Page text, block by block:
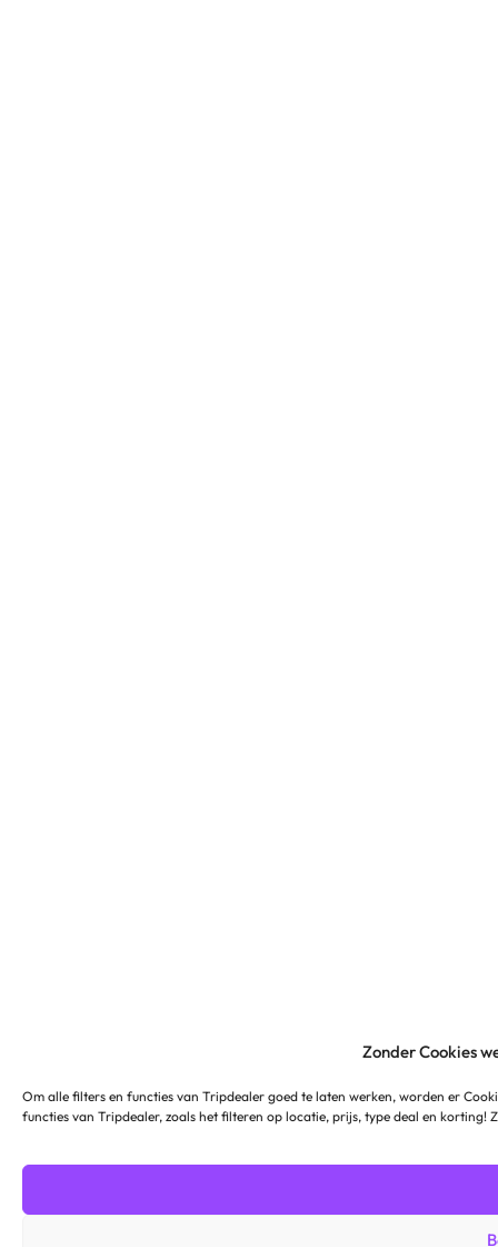
Zonder Cookies
Om alle filters en functies van Tripdealer goed te laten werken, worden er
functies van Tripdealer, zoals het filteren op locatie, prijs, type deal en